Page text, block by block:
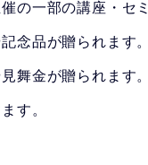
の一部の講座・セ
念品が贈られます。
舞金が贈られます。
す。